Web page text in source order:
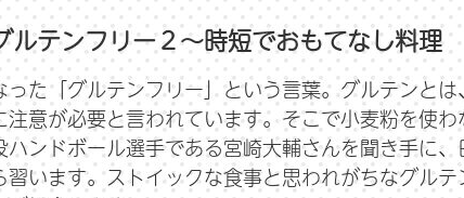
テンフリー２～時短でおもてなし料理
た「グルテンフリー」という言葉。グルテンと
注意が必要と言われています。そこで小麦粉を使
ンドボール選手である宮崎大輔さんを聞き手に
います。ストイックな食事と思われがちなグル